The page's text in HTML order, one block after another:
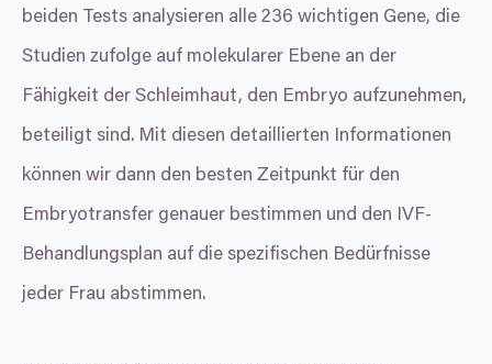
beiden Tests analysieren alle 236 wichtigen Gene, die
Studien zufolge auf molekularer Ebene an der
Fähigkeit der Schleimhaut, den Embryo aufzunehmen,
beteiligt sind. Mit diesen detaillierten Informationen
können wir dann den besten Zeitpunkt für den
Embryotransfer genauer bestimmen und den IVF-
Behandlungsplan auf die spezifischen Bedürfnisse
jeder Frau abstimmen.